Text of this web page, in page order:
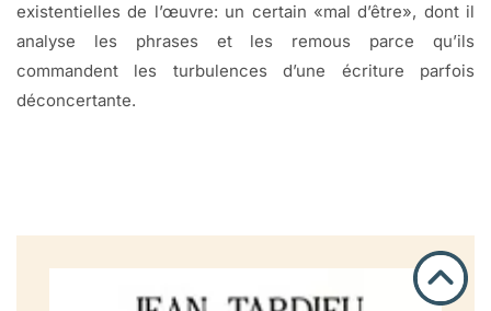
existentielles de l’œuvre: un certain «mal d’être», dont il
analyse les phrases et les remous parce qu’ils
commandent les turbulences d’une écriture parfois
déconcertante.